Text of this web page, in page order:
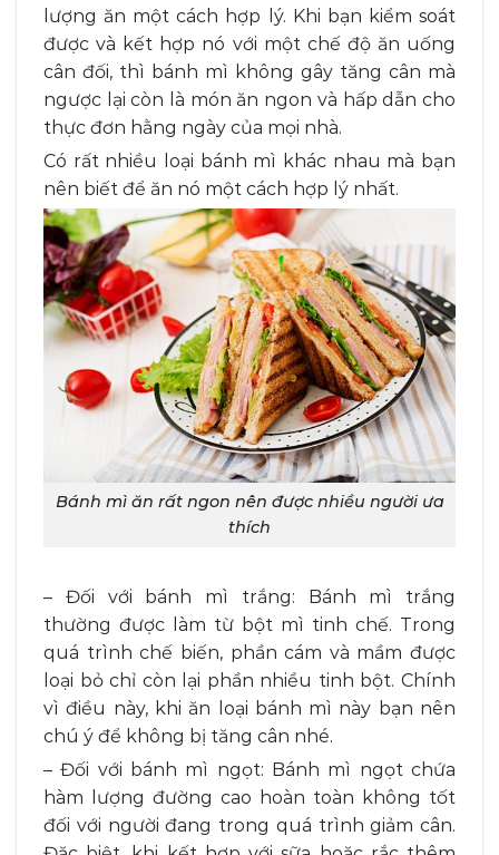
lượng ăn một cách hợp lý. Khi bạn kiểm soát
được và kết hợp nó với một chế độ ăn uống
cân đối, thì bánh mì không gây tăng cân mà
ngược lại còn là món ăn ngon và hấp dẫn cho
thực đơn hằng ngày của mọi nhà.
Có rất nhiều loại bánh mì khác nhau mà bạn
nên biết để ăn nó một cách hợp lý nhất.
Bánh mì ăn rất ngon nên được nhiều người ưa
thích
– Đối với bánh mì trắng: Bánh mì trắng
thường được làm từ bột mì tinh chế. Trong
quá trình chế biến, phần cám và mầm được
loại bỏ chỉ còn lại phần nhiều tinh bột. Chính
vì điều này, khi ăn loại bánh mì này bạn nên
chú ý để không bị tăng cân nhé.
– Đối với bánh mì ngọt: Bánh mì ngọt chứa
hàm lượng đường cao hoàn toàn không tốt
đối với người đang trong quá trình giảm cân.